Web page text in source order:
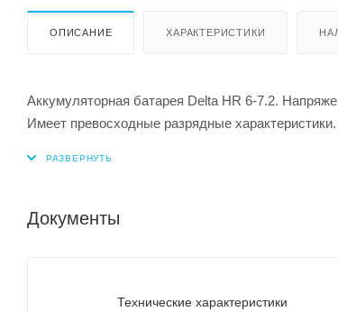
ОПИСАНИЕ ХАРАКТЕРИСТИКИ
Аккумуляторная батарея Delta HR 6-7.2.
Имеет превосходные разрядные
Документы
Технические характеристики